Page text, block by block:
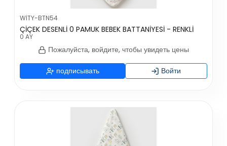
WİTY-BTN54
ÇİÇEK DESENLİ 0 PAMUK BEBEK BATTANİYESİ - RENKLİ
0 AY
Пожалуйста, войдите, чтобы увидеть цены
подписывать Войти